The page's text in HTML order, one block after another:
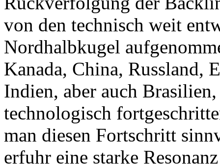
von den technisch weit
Nordhalbkugel
Kanada, China, Russland,
Indien, aber auch
technologisch
man diesen Fortschritt
erfuhr eine starke